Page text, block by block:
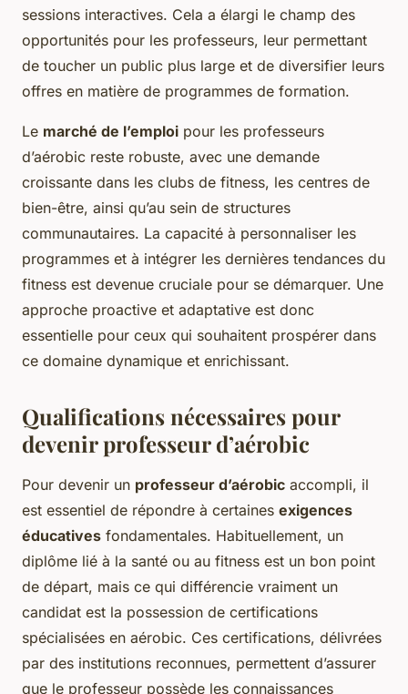
sessions interactives. Cela a élargi le champ des
opportunités pour les professeurs, leur permettant
de toucher un public plus large et de diversifier leurs
offres en matière de programmes de formation.
Le marché de l’emploi pour les professeurs
d’aérobic reste robuste, avec une demande
croissante dans les clubs de fitness, les centres de
bien-être, ainsi qu’au sein de structures
communautaires. La capacité à personnaliser les
programmes et à intégrer les dernières tendances du
fitness est devenue cruciale pour se démarquer. Une
approche proactive et adaptative est donc
essentielle pour ceux qui souhaitent prospérer dans
ce domaine dynamique et enrichissant.
Qualifications nécessaires pour
devenir professeur d’aérobic
Pour devenir un professeur d’aérobic accompli, il
est essentiel de répondre à certaines exigences
éducatives fondamentales. Habituellement, un
diplôme lié à la santé ou au fitness est un bon point
de départ, mais ce qui différencie vraiment un
candidat est la possession de certifications
spécialisées en aérobic. Ces certifications, délivrées
par des institutions reconnues, permettent d’assurer
que le professeur possède les connaissances